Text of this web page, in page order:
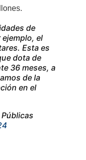
de
el
Esta es
dota de
36 meses, a
de la
en el